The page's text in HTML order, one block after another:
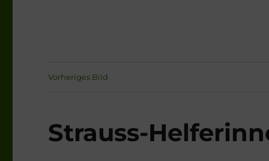
Vorheriges Bild
Strauss-